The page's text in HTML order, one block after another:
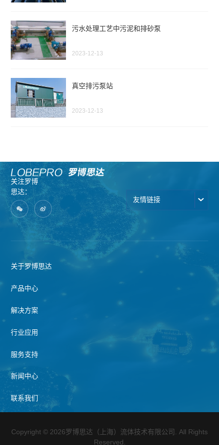
污水处理工艺中污泥和排砂泵
2023-12-13
真空排污泵站
2023-12-13
关注罗博
思达：
友情链接
关于罗博思达
产品中心
解决方案
行业应用
服务支持
新闻中心
联系我们
Copyright © 2026罗博思达（上海）流体技术有限公司. All Rights
Reserved.